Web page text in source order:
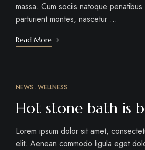
massa. Cum sociis natoque
parturient montes, nascetur …
Read More
MÁRC
12
NEWS WELLNESS
Hot stone bath is
Lorem ipsum dolor sit amet,
elit. Aenean commodo ligula eget